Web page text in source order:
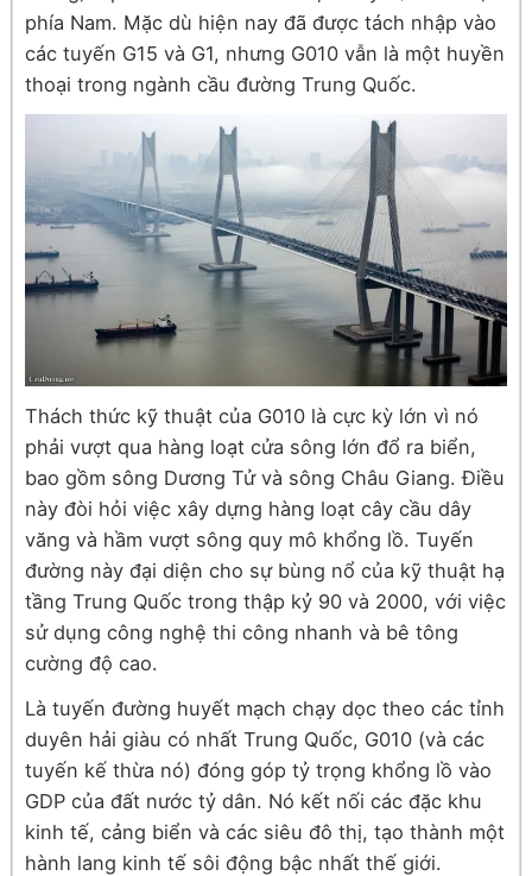
phía Nam. Mặc dù hiện nay đã được tách nhập vào
các tuyến G15 và G1, nhưng G010 vẫn là một huyền
thoại trong ngành cầu đường Trung Quốc.
Thách thức kỹ thuật của G010 là cực kỳ lớn vì nó
phải vượt qua hàng loạt cửa sông lớn đổ ra biển,
bao gồm sông Dương Tử và sông Châu Giang. Điều
này đòi hỏi việc xây dựng hàng loạt cây cầu dây
văng và hầm vượt sông quy mô khổng lồ. Tuyến
đường này đại diện cho sự bùng nổ của kỹ thuật hạ
tầng Trung Quốc trong thập kỷ 90 và 2000, với việc
sử dụng công nghệ thi công nhanh và bê tông
cường độ cao.
Là tuyến đường huyết mạch chạy dọc theo các tỉnh
duyên hải giàu có nhất Trung Quốc, G010 (và các
tuyến kế thừa nó) đóng góp tỷ trọng khổng lồ vào
GDP của đất nước tỷ dân. Nó kết nối các đặc khu
kinh tế, cảng biển và các siêu đô thị, tạo thành một
hành lang kinh tế sôi động bậc nhất thế giới.